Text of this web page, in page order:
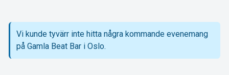
Support
Vi kunde tyvärr inte hitta några kommande evenemang
på Gamla Beat Bar i Oslo.